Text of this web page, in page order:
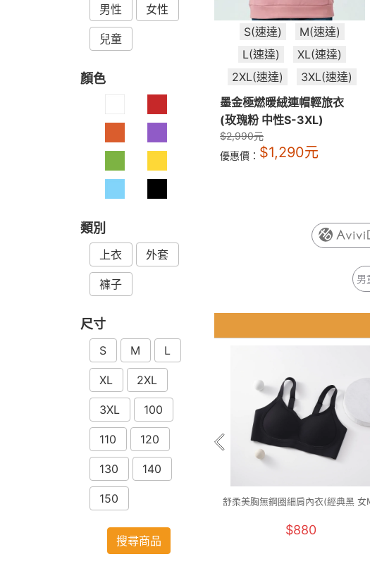
男性 女性
兒童
顏色
類別
上衣 外套
褲子
尺寸
S M L
XL 2XL
3XL 100
110 120
130 140
150
搜尋商品
S(速達)
M(速達)
L(速達)
XL(速達)
2XL(速達)
3XL(速達)
墨金極燃暖絨連帽輕旅衣
(玫瑰粉 中性S-3XL)
$2,990元
優惠價： $1,290元
男
舒柔美胸無鋼圈細肩內衣(經典黑 女
$880